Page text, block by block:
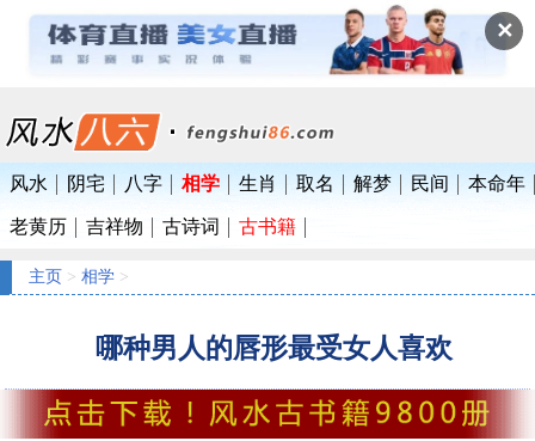
✕
风水 阴宅 八字 相学 生肖 取名 解梦 民间 本命年
老黄历 吉祥物 古诗词 古书籍
主页 > 相学 >
哪种男人的唇形最受女人喜欢